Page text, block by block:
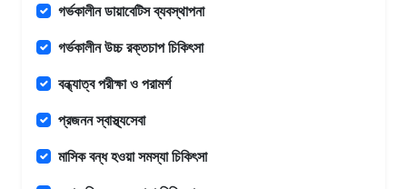
গর্ভকালীন ডায়াবেটিস ব্যবস্থাপনা
গর্ভকালীন উচ্চ রক্তচাপ চিকিৎসা
বন্ধ্যাত্ব পরীক্ষা ও পরামর্শ
প্রজনন স্বাস্থ্যসেবা
মাসিক বন্ধ হওয়া সমস্যা চিকিৎসা